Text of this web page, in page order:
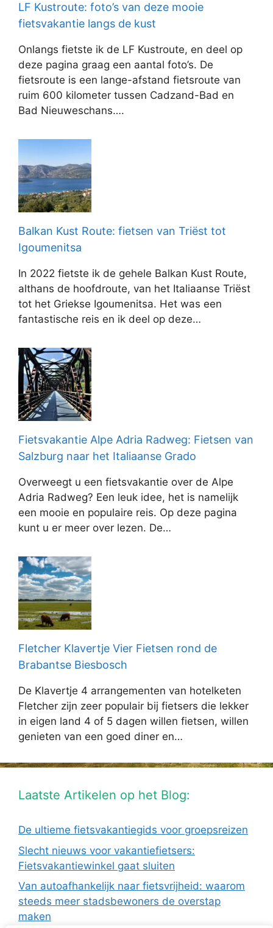
LF Kustroute: foto’s van deze mooie
fietsvakantie langs de kust
Onlangs fietste ik de LF Kustroute, en deel op
deze pagina graag een aantal foto’s. De
fietsroute is een lange-afstand fietsroute van
ruim 600 kilometer tussen Cadzand-Bad en
Bad Nieuweschans….
Balkan Kust Route: fietsen van Triëst tot
Igoumenitsa
In 2022 fietste ik de gehele Balkan Kust Route,
althans de hoofdroute, van het Italiaanse Triëst
tot het Griekse Igoumenitsa. Het was een
fantastische reis en ik deel op deze…
Fietsvakantie Alpe Adria Radweg: Fietsen van
Salzburg naar het Italiaanse Grado
Overweegt u een fietsvakantie over de Alpe
Adria Radweg? Een leuk idee, het is namelijk
een mooie en populaire reis. Op deze pagina
kunt u er meer over lezen. De…
Fletcher Klavertje Vier Fietsen rond de
Brabantse Biesbosch
De Klavertje 4 arrangementen van hotelketen
Fletcher zijn zeer populair bij fietsers die lekker
in eigen land 4 of 5 dagen willen fietsen, willen
genieten van een goed diner en…
Laatste Artikelen op het Blog:
De ultieme fietsvakantiegids voor groepsreizen
Slecht nieuws voor vakantiefietsers:
Fietsvakantiewinkel gaat sluiten
Van autoafhankelijk naar fietsvrijheid: waarom
steeds meer stadsbewoners de overstap
maken